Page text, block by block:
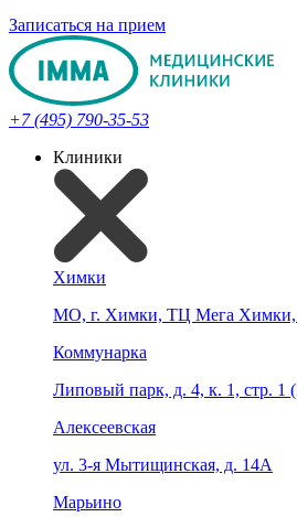
Записаться на прием
+7 (495) 790-35-53
Клиники
Химки
МО, г. Химки, ТЦ Мега
Коммунарка
Липовый парк, д. 4, к. 1, стр. 1
Алексеевская
ул. 3-я Мытищинская, д. 14А
Марьино